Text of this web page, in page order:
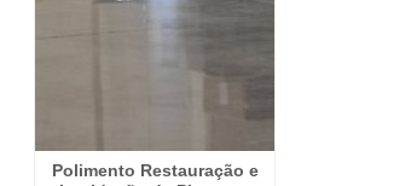
Polimento Restauração e